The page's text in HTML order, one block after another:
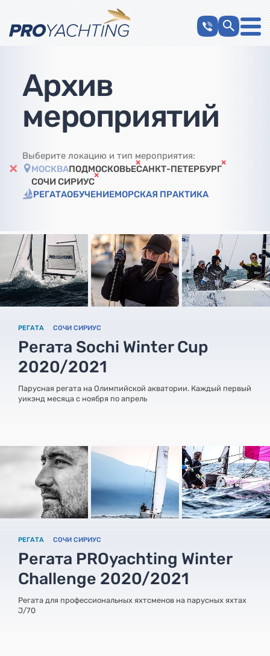
Архив
мероприятий
Выберите локацию и тип мероприятия:
МОСКВАПОДМОСКОВЬЕСАНКТ-ПЕТЕРБУРГ
СОЧИ СИРИУС
РЕГАТАОБУЧЕНИЕМОРСКАЯ ПРАКТИКА
РЕГАТА СОЧИ СИРИУС
Регата Sochi Winter Cup
2020/2021
Парусная регата на Олимпийской акватории. Каждый первый
уикэнд месяца с ноября по апрель
РЕГАТА СОЧИ СИРИУС
Регата PROyachting Winter
Challenge 2020/2021
Регата для профессиональных яхтсменов на парусных яхтах
J/70